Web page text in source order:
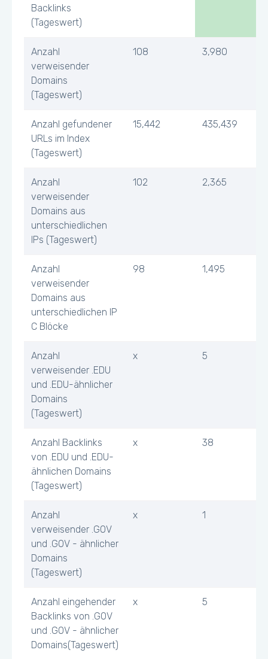
Backlinks
(Tageswert)
Anzahl
verweisender
Domains
(Tageswert)
108 3,980
Anzahl gefundener
URLs im Index
(Tageswert)
15,442 435,439
Anzahl
verweisender
Domains aus
unterschiedlichen
IPs (Tageswert)
102 2,365
Anzahl
verweisender
Domains aus
unterschiedlichen IP
C Blöcke
98 1,495
Anzahl
verweisender .EDU
und .EDU-ähnlicher
Domains
(Tageswert)
x 5
Anzahl Backlinks
von .EDU und .EDU-
ähnlichen Domains
(Tageswert)
x 38
Anzahl
verweisender .GOV
und .GOV - ähnlicher
Domains
(Tageswert)
x 1
Anzahl eingehender
Backlinks von .GOV
und .GOV - ähnlicher
Domains(Tageswert)
x 5